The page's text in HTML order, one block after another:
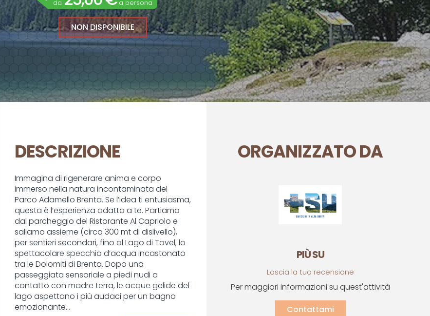
da a persona
NON DISPONIBILE
DESCRIZIONE
Immagina di rigenerare anima e corpo
immerso nella natura incontaminata del
Parco Adamello Brenta. Se l’idea ti entusiasma,
questa è l’esperienza adatta a te. Partiamo
dal parcheggio del Ristorante Al Capriolo e
saliamo assieme (circa 300 mt di dislivello),
per sentieri secondari, fino al Lago di Tovel, lo
spettacolare specchio d’acqua incastonato
tra le Dolomiti di Brenta. Dopo una
passeggiata sensoriale a piedi nudi a
contatto con madre terra, le acque gelide del
lago aspettano i più audaci per un bagno
emozionante...
ORGANIZZATO DA
PIÙ SU
Lascia la tua recensione
Per maggiori informazioni su quest'attività
Contattami